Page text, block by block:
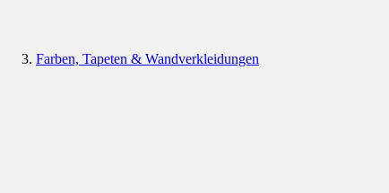
Farben, Tapeten & Wandverkleidungen